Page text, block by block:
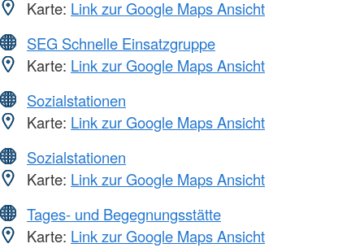
Karte: Link zur Google Maps Ansicht
SEG Schnelle Einsatzgruppe
Karte: Link zur Google Maps Ansicht
Sozialstationen
Karte: Link zur Google Maps Ansicht
Sozialstationen
Karte: Link zur Google Maps Ansicht
Tages- und Begegnungsstätte
Karte: Link zur Google Maps Ansicht